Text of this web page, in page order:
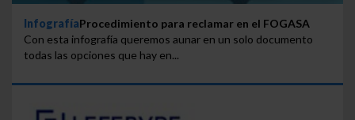
InfografíaProcedimiento para reclamar en el FOGASA
Con esta infografía queremos aunar en un solo documento
todas las opciones que hay en...